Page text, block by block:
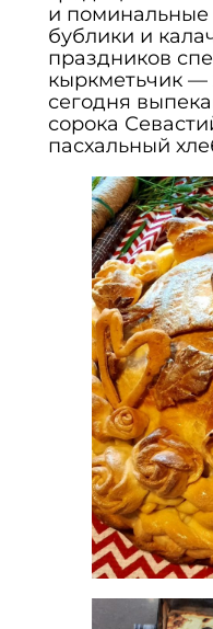
и поминальные
бублики и
праздников
кыркметьчик —
сегодня
сорока
пасхальный